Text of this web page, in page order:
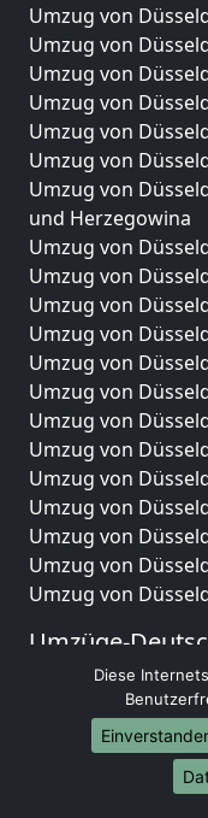
Umzug von
Umzug von
Umzug von
Umzug von
Umzug von
Umzug von
Umzug von
und Herzegowina
Umzug von
Umzug von
Umzug von
Umzug von
Umzug von
Umzug von
Umzug von
Umzug von
Umzug von
Umzug von
Umzug von
Umzug von
Umzug von
Umzüge-
Umzug von
Umzug von
Umzug von
Umzug von
Umzug von
Diese